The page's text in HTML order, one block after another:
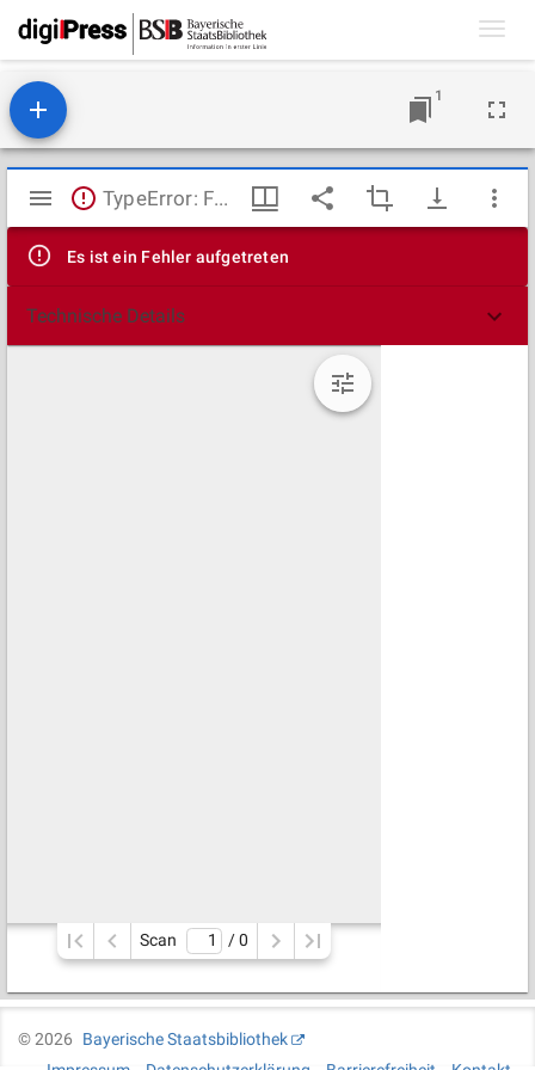
1
Mirador
Viewer
TypeError: Failed to fetch
Es ist ein Fehler aufgetreten
Technische Details
Scan / 0
©2026
Bayerische Staatsbibliothek